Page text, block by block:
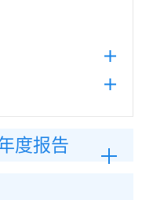
度报告